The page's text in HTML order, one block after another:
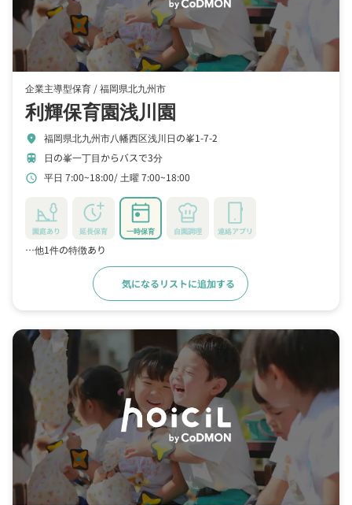
企業主導型保育 /福岡県北九州市
利輝保育園浅川園
location_on 福岡県北九州市八幡西区浅川日の峯1-7-2
train 日の峯一丁目からバスで3分
schedule 平日 7:00~18:00 土曜 7:00~18:00
園庭あり 延長保育 一時保育 自園調理 連絡アプリ
…他1件の特徴あり
気になるリストに追加する